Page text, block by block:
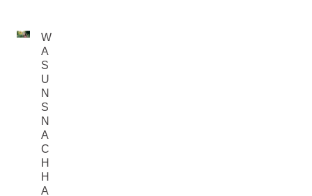
W
A
S
U
N
S
N
A
C
H
H
A